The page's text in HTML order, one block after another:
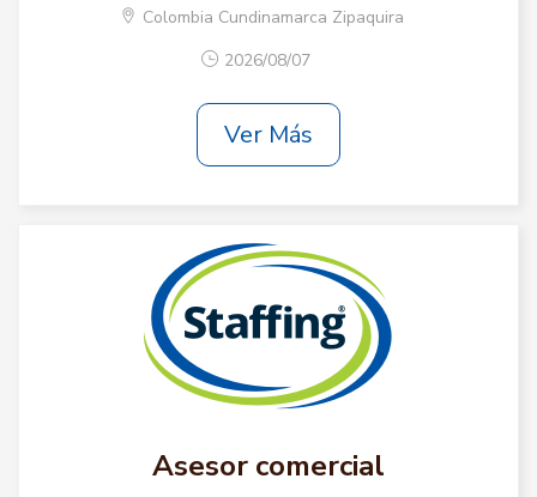
Colombia Cundinamarca Zipaquira
2026/08/07
Ver Más
Asesor comercial